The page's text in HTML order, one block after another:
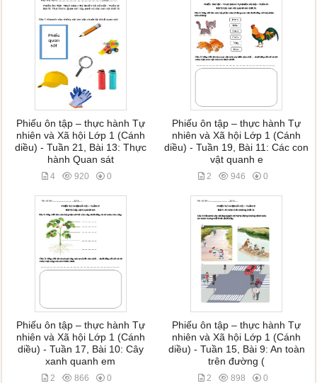
Phiếu ôn tập – thực hành Tự
nhiên và Xã hội Lớp 1 (Cánh
diều) - Tuần 21, Bài 13: Thực
hành Quan sát
4 920 0
Phiếu ôn tập – thực hành Tự
nhiên và Xã hội Lớp 1 (Cánh
diều) - Tuần 19, Bài 11: Các con
vật quanh e
2 946 0
Phiếu ôn tập – thực hành Tự
nhiên và Xã hội Lớp 1 (Cánh
diều) - Tuần 17, Bài 10: Cây
xanh quanh em
2 866 0
Phiếu ôn tập – thực hành Tự
nhiên và Xã hội Lớp 1 (Cánh
diều) - Tuần 15, Bài 9: An toàn
trên đường (
2 898 0